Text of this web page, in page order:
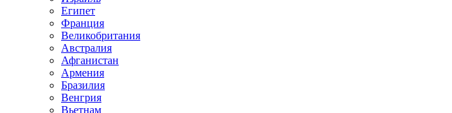
Египет
Франция
Великобритания
Австралия
Афганистан
Армения
Бразилия
Венгрия
Вьетнам